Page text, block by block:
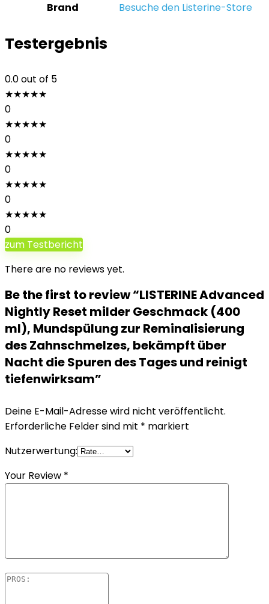
Brand Besuche den Listerine-Store
Testergebnis
0.0out of 5
★★★★★
0
★★★★★
0
★★★★★
0
★★★★★
0
★★★★★
0
zum Testbericht
There are no reviews yet.
Be the first to review “LISTERINE Advanced
Nightly Reset milder Geschmack (400
ml), Mundspülung zur Reminalisierung
des Zahnschmelzes, bekämpft über
Nacht die Spuren des Tages und reinigt
tiefenwirksam”
Deine E-Mail-Adresse wird nicht veröffentlicht.
Erforderliche Felder sind mit * markiert
Nutzerwertung:
Your Review *